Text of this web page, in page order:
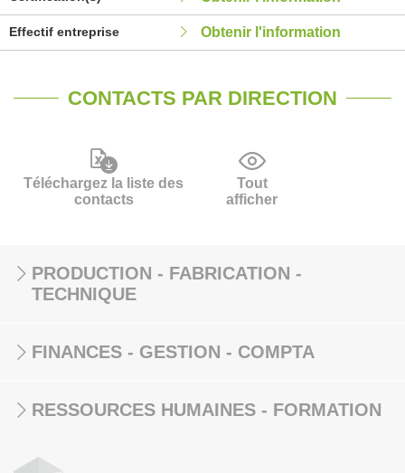
Effectif entreprise Obtenir l'information
CONTACTS PAR DIRECTION
Téléchargez la liste des
contacts
Tout
afficher
PRODUCTION - FABRICATION -
TECHNIQUE
FINANCES - GESTION - COMPTA
RESSOURCES HUMAINES - FORMATION